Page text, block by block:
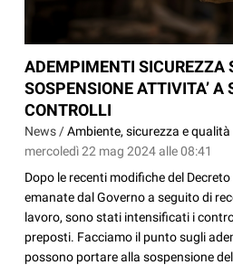
ADEMPIMENTI SICUREZZA
SOSPENSIONE ATTIVITA’ A
CONTROLLI
News /Ambiente, sicurezza e qualità
mercoledì 22 mag 2024 alle 08:41
Dopo le recenti modifiche del
emanate dal Governo a seguito di
lavoro, sono stati intensificati i
preposti. Facciamo il punto sugli
possono portare alla sospensione